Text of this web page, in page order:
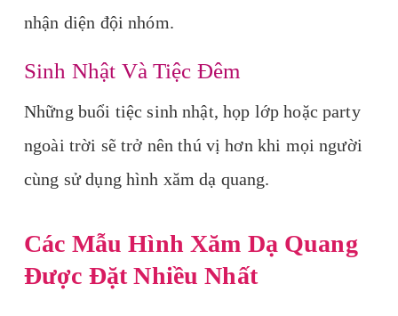
nhận diện đội nhóm.
Sinh Nhật Và Tiệc Đêm
Những buổi tiệc sinh nhật, họp lớp hoặc party
ngoài trời sẽ trở nên thú vị hơn khi mọi người
cùng sử dụng hình xăm dạ quang.
Các Mẫu Hình Xăm Dạ Quang
Được Đặt Nhiều Nhất